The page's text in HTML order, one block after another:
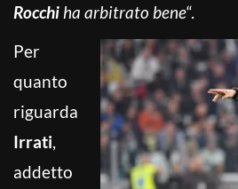
Rocchi ha arbitrato bene“.
Per
quanto
riguarda
Irrati,
addetto